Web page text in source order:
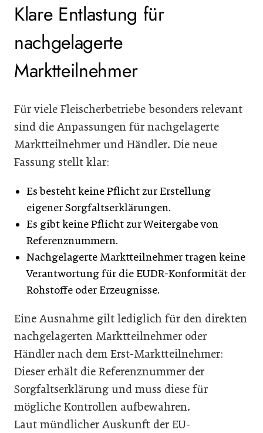
Klare Entlastung für
nachgelagerte
Marktteilnehmer
Für viele Fleischerbetriebe besonders relevant
sind die Anpassungen für nachgelagerte
Marktteilnehmer und Händler. Die neue
Fassung stellt klar:
Es besteht keine Pflicht zur Erstellung
eigener Sorgfaltserklärungen.
Es gibt keine Pflicht zur Weitergabe von
Referenznummern.
Nachgelagerte Marktteilnehmer tragen keine
Verantwortung für die EUDR-Konformität der
Rohstoffe oder Erzeugnisse.
Eine Ausnahme gilt lediglich für den direkten
nachgelagerten Marktteilnehmer oder
Händler nach dem Erst-Marktteilnehmer:
Dieser erhält die Referenznummer der
Sorgfaltserklärung und muss diese für
mögliche Kontrollen aufbewahren.
Laut mündlicher Auskunft der EU-